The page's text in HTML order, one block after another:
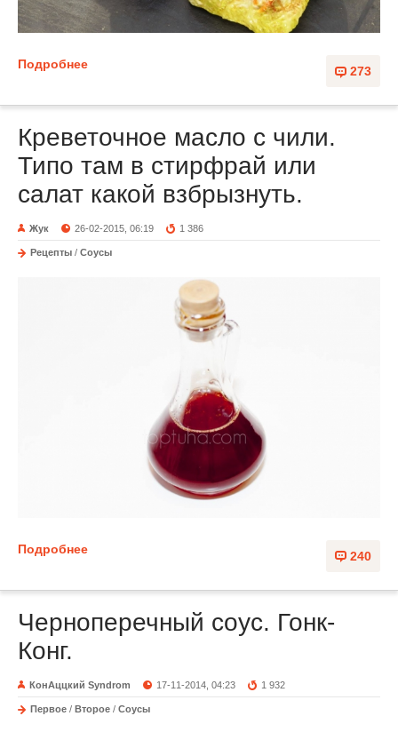
273
Подробнее
Креветочное масло с чили.
Типо там в стирфрай или
салат какой взбрызнуть.
Жук 26-02-2015, 06:19 1 386
Рецепты / Соусы
240
Подробнее
Черноперечный соус. Гонк-
Конг.
КонАццкий Syndrom 17-11-2014, 04:23 1 932
Первое / Второе / Соусы